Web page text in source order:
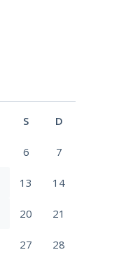
S D
6 7
13 14
20 21
27 28